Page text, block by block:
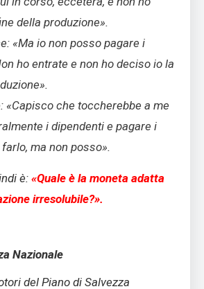
della produzione».
«Ma io non posso pagare i
ho entrate e non ho deciso io la
«Capisco che toccherebbe a me
i dipendenti e pagare i
ma non posso».
è: «Quale è la moneta adatta
irresolubile?».
Nazionale
del Piano di Salvezza